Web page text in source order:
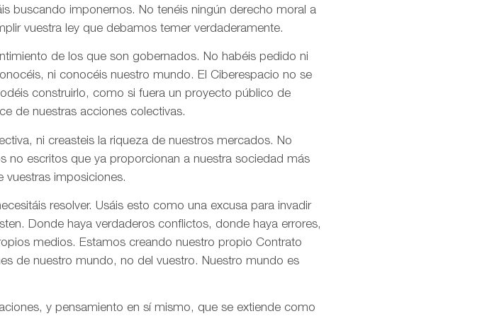
buscando imponernos. No tenéis ningún derecho moral a
vuestra ley que debamos temer verdaderamente.
de los que son gobernados. No habéis pedido ni
ni conocéis nuestro mundo. El Ciberespacio no se
construirlo, como si fuera un proyecto público de
de nuestras acciones colectivas.
ni creasteis la riqueza de nuestros mercados. No
no escritos que ya proporcionan a nuestra sociedad más
vuestras imposiciones.
resolver. Usáis esto como una excusa para invadir
Donde haya verdaderos conflictos, donde haya errores,
medios. Estamos creando nuestro propio Contrato
de nuestro mundo, no del vuestro. Nuestro mundo es
y pensamiento en sí mismo, que se extiende como